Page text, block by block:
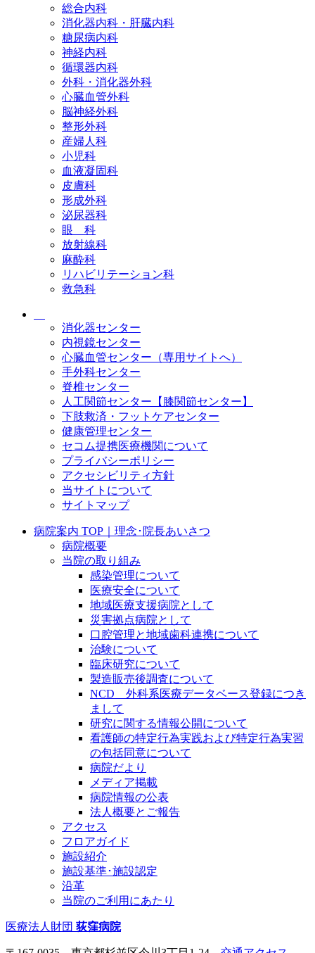
総合内科
消化器内科・肝臓内科
糖尿病内科
神経内科
循環器内科
外科・消化器外科
心臓血管外科
脳神経外科
整形外科
産婦人科
小児科
血液凝固科
皮膚科
形成外科
泌尿器科
眼 科
放射線科
麻酔科
リハビリテーション科
救急科
消化器センター
内視鏡センター
心臓血管センター（専用サイトへ）
手外科センター
脊椎センター
人工関節センター【膝関節センター】
下肢救済・フットケアセンター
健康管理センター
セコム提携医療機関について
プライバシーポリシー
アクセシビリティ方針
当サイトについて
サイトマップ
病院案内 TOP｜理念･院長あいさつ
病院概要
当院の取り組み
感染管理について
医療安全について
地域医療支援病院として
災害拠点病院として
口腔管理と地域歯科連携について
治験について
臨床研究について
製造販売後調査について
NCD 外科系医療データベース登録につき
まして
研究に関する情報公開について
看護師の特定行為実践および特定行為実習
の包括同意について
病院だより
メディア掲載
病院情報の公表
法人概要とご報告
アクセス
フロアガイド
施設紹介
施設基準･施設認定
沿革
当院のご利用にあたり
医療法人財団 荻窪病院